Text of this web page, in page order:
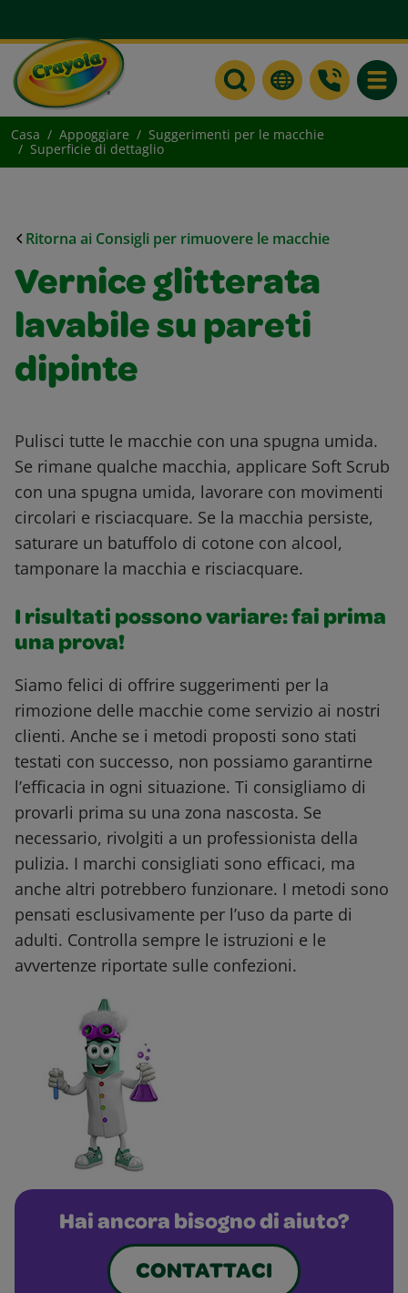
Casa Appoggiare
Suggerimenti per le macchie
Superficie di dettaglio
Ritorna ai Consigli per rimuovere le macchie
Vernice glitterata
lavabile su pareti
dipinte
Pulisci tutte le macchie con una spugna umida.
Se rimane qualche macchia, applicare Soft Scrub
con una spugna umida, lavorare con movimenti
circolari e risciacquare. Se la macchia persiste,
saturare un batuffolo di cotone con alcool,
tamponare la macchia e risciacquare.
I risultati possono variare: fai prima
una prova!
Siamo felici di offrire suggerimenti per la
rimozione delle macchie come servizio ai nostri
clienti. Anche se i metodi proposti sono stati
testati con successo, non possiamo garantirne
l’efficacia in ogni situazione. Ti consigliamo di
provarli prima su una zona nascosta. Se
necessario, rivolgiti a un professionista della
pulizia. I marchi consigliati sono efficaci, ma
anche altri potrebbero funzionare. I metodi sono
pensati esclusivamente per l’uso da parte di
adulti. Controlla sempre le istruzioni e le
avvertenze riportate sulle confezioni.
Hai ancora bisogno di aiuto?
CONTATTACI